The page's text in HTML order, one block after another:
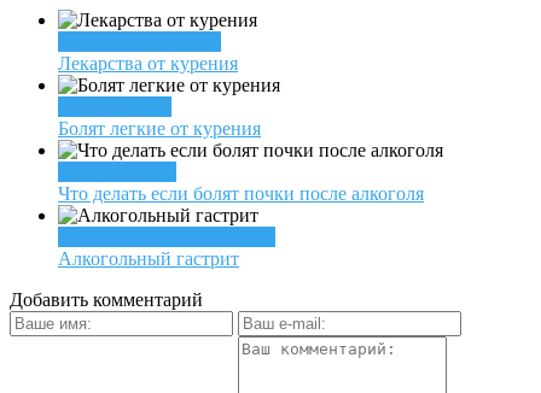
Лекарства от курения
Болят легкие от курения
Что делать если болят почки после алкоголя
Алкогольный гастрит
Добавить комментарий